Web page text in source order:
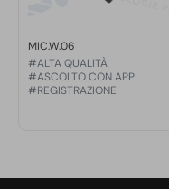
MIC.W.06
#ALTA QUALITÀ
#ASCOLTO CON APP
#REGISTRAZIONE